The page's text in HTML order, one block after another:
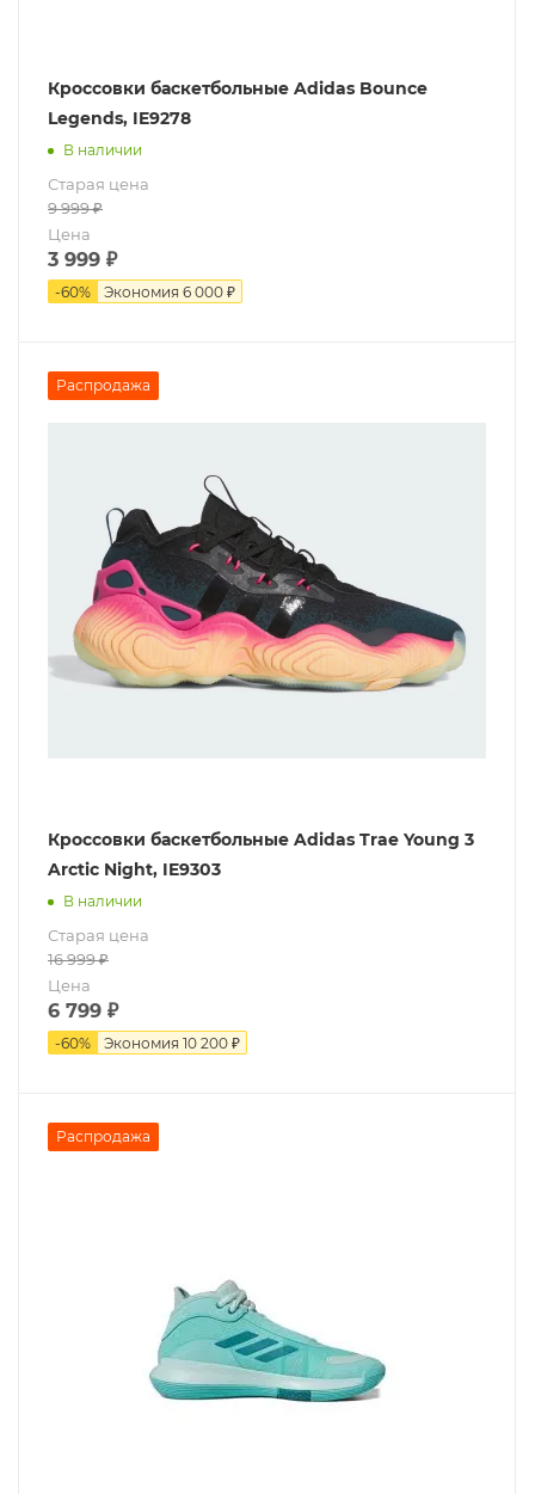
Кроссовки баскетбольные Adidas Bounce
Legends, IE9278
В наличии
Старая цена
9 999₽
Цена
3 999 ₽
-60% Экономия 6 000 ₽
Распродажа
Кроссовки баскетбольные Adidas Trae Young 3
Arctic Night, IE9303
В наличии
Старая цена
16 999₽
Цена
6 799 ₽
-60% Экономия 10 200 ₽
Распродажа